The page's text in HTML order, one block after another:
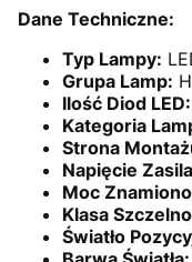
Dane Techniczne:
Typ Lampy:
Grupa Lamp:
Ilość Diod LED:
Kategoria
Strona
Napięcie
Moc
Klasa
Światło